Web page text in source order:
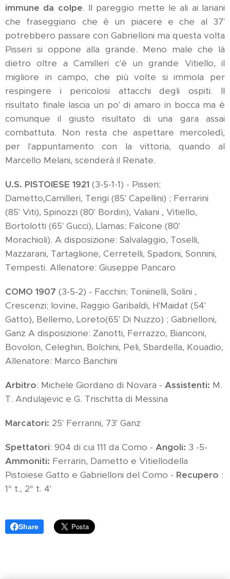
immune da colpe. Il pareggio mette le ali ai lariani
che fraseggiano che è un piacere e che al 37'
potrebbero passare con Gabrielloni ma questa volta
Pisseri si oppone alla grande. Meno male che là
dietro oltre a Camilleri c'è un grande Vitiello, il
migliore in campo, che più volte si immola per
respingere i pericolosi attacchi degli ospiti. Il
risultato finale lascia un po' di amaro in bocca ma è
comunque il giusto risultato di una gara assai
combattuta. Non resta che aspettare mercoledì,
per l'appuntamento con la vittoria, quando al
Marcello Melani, scenderà il Renate.
U.S. PISTOIESE 1921 (3-5-1-1) - Pisseri;
Dametto,Camilleri, Terigi (85' Capellini) ; Ferrarini
(85' Viti), Spinozzi (80' Bordin), Valiani , Vitiello,
Bortolotti (65' Gucci), Llamas; Falcone (80'
Morachioli). A disposizione: Salvalaggio, Toselli,
Mazzarani, Tartaglione, Cerretelli, Spadoni, Sonnini,
Tempesti. Allenatore: Giuseppe Pancaro
COMO 1907 (3-5-2) - Facchin; Toniinelli, Solini ,
Crescenzi; Iovine, Raggio Garibaldi, H'Maidat (54'
Gatto), Bellemo, Loreto(65' Di Nuzzo) ; Gabrielloni,
Ganz A disposizione: Zanotti, Ferrazzo, Bianconi,
Bovolon, Celeghin, Bolchini, Peli, Sbardella, Kouadio,
Allenatore: Marco Banchini
Arbitro: Michele Giordano di Novara - Assistenti: M.
T. Andulajevic e G. Trischitta di Messina
Marcatori: 25' Ferrarini, 73' Ganz
Spettatori: 904 di cui 111 da Como - Angoli: 3 -5-
Ammoniti: Ferrarin, Dametto e Vitiellodella
Pistoiese Gatto e Gabrielloni del Como - Recupero :
1° t., 2° t. 4'
Share